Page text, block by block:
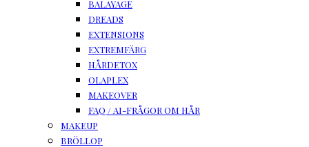
BALAYAGE
DREADS
EXTENSIONS
EXTREMFÄRG
HÅRDETOX
OLAPLEX
MAKEOVER
FAQ / AI-FRÅGOR OM HÅR
MAKEUP
BRÖLLOP